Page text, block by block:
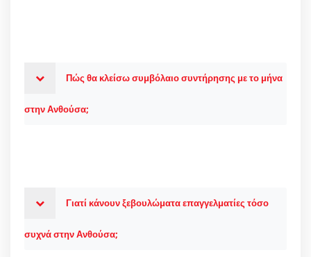
Πώς θα κλείσω συμβόλαιο συντήρησης με το μήνα
στην Ανθούσα;
Γιατί κάνουν ξεβουλώματα επαγγελματίες τόσο
συχνά στην Ανθούσα;